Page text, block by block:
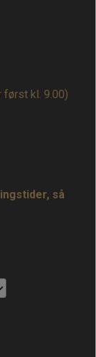
først kl. 9.00)
så